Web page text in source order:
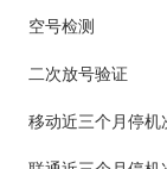
空号检测
二次放号验证
移动近三个月停机